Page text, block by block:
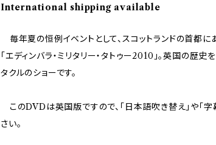
International shipping available
毎年夏の恒例イベントとして、スコットランドの首都
「エディンバラ・ミリタリー・タトゥー2010」。英国の歴
タクルのショーです。
このDVDは英国版ですので、「日本語吹き替え」や「
さい。